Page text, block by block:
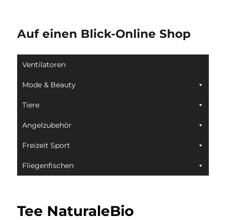
Auf einen Blick-Online Shop
Ventilatoren
Mode & Beauty
Tiere
Angelzubehör
Freizeit Sport
Fliegenfischen
Tee NaturaleBio